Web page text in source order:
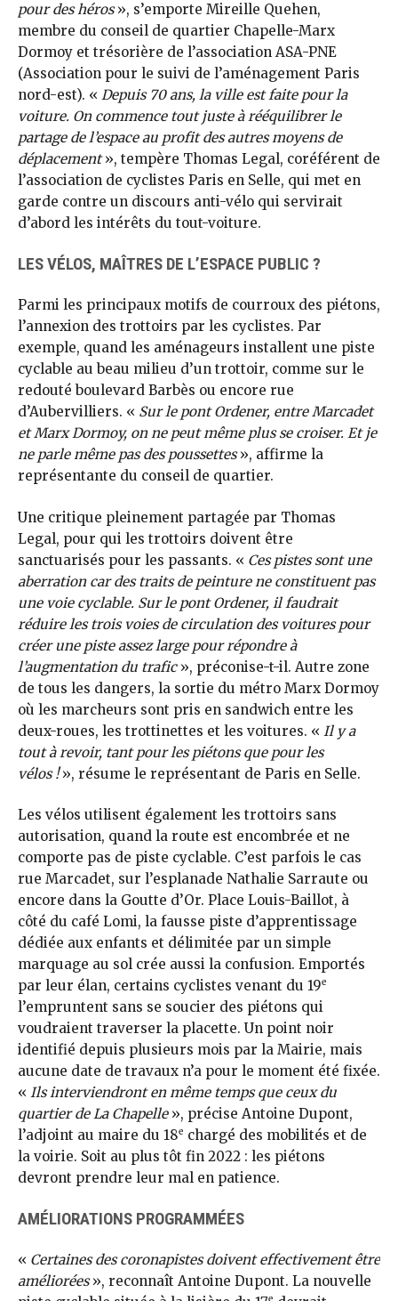
pour des héros», s’emporte Mireille Quehen,
membre du conseil de quartier Chapelle-Marx
Dormoy et trésorière de l’association ASA-PNE
(Association pour le suivi de l’aménagement Paris
nord-est). « Depuis 70 ans, la ville est faite pour la
voiture. On commence tout juste à rééquilibrer le
partage de l’espace au profit des autres moyens de
déplacement», tempère Thomas Legal, coréférent de
l’association de cyclistes Paris en Selle, qui met en
garde contre un discours anti-vélo qui servirait
d’abord les intérêts du tout-voiture.
LES VÉLOS, MAÎTRES DE L’ESPACE PUBLIC ?
Parmi les principaux motifs de courroux des piétons,
l’annexion des trottoirs par les cyclistes. Par
exemple, quand les aménageurs installent une piste
cyclable au beau milieu d’un trottoir, comme sur le
redouté boulevard Barbès ou encore rue
d’Aubervilliers. « Sur le pont Ordener, entre Marcadet
et Marx Dormoy, on ne peut même plus se croiser. Et je
ne parle même pas des poussettes», affirme la
représentante du conseil de quartier.
Une critique pleinement partagée par Thomas
Legal, pour qui les trottoirs doivent être
sanctuarisés pour les passants. « Ces pistes sont une
aberration car des traits de peinture ne constituent pas
une voie cyclable. Sur le pont Ordener, il faudrait
réduire les trois voies de circulation des voitures pour
créer une piste assez large pour répondre à
l’augmentation du trafic», préconise-t-il. Autre zone
de tous les dangers, la sortie du métro Marx Dormoy
où les marcheurs sont pris en sandwich entre les
deux-roues, les trottinettes et les voitures. « Il y a
tout à revoir, tant pour les piétons que pour les
vélos !», résume le représentant de Paris en Selle.
Les vélos utilisent également les trottoirs sans
autorisation, quand la route est encombrée et ne
comporte pas de piste cyclable. C’est parfois le cas
rue Marcadet, sur l’esplanade Nathalie Sarraute ou
encore dans la Goutte d’Or. Place Louis-Baillot, à
côté du café Lomi, la fausse piste d’apprentissage
dédiée aux enfants et délimitée par un simple
marquage au sol crée aussi la confusion. Emportés
par leur élan, certains cyclistes venant du 19e
l’empruntent sans se soucier des piétons qui
voudraient traverser la placette. Un point noir
identifié depuis plusieurs mois par la Mairie, mais
aucune date de travaux n’a pour le moment été fixée.
« Ils interviendront en même temps que ceux du
quartier de La Chapelle», précise Antoine Dupont,
l’adjoint au maire du 18e chargé des mobilités et de
la voirie. Soit au plus tôt fin 2022 : les piétons
devront prendre leur mal en patience.
AMÉLIORATIONS PROGRAMMÉES
« Certaines des coronapistes doivent effectivement être
améliorées», reconnaît Antoine Dupont. La nouvelle
e